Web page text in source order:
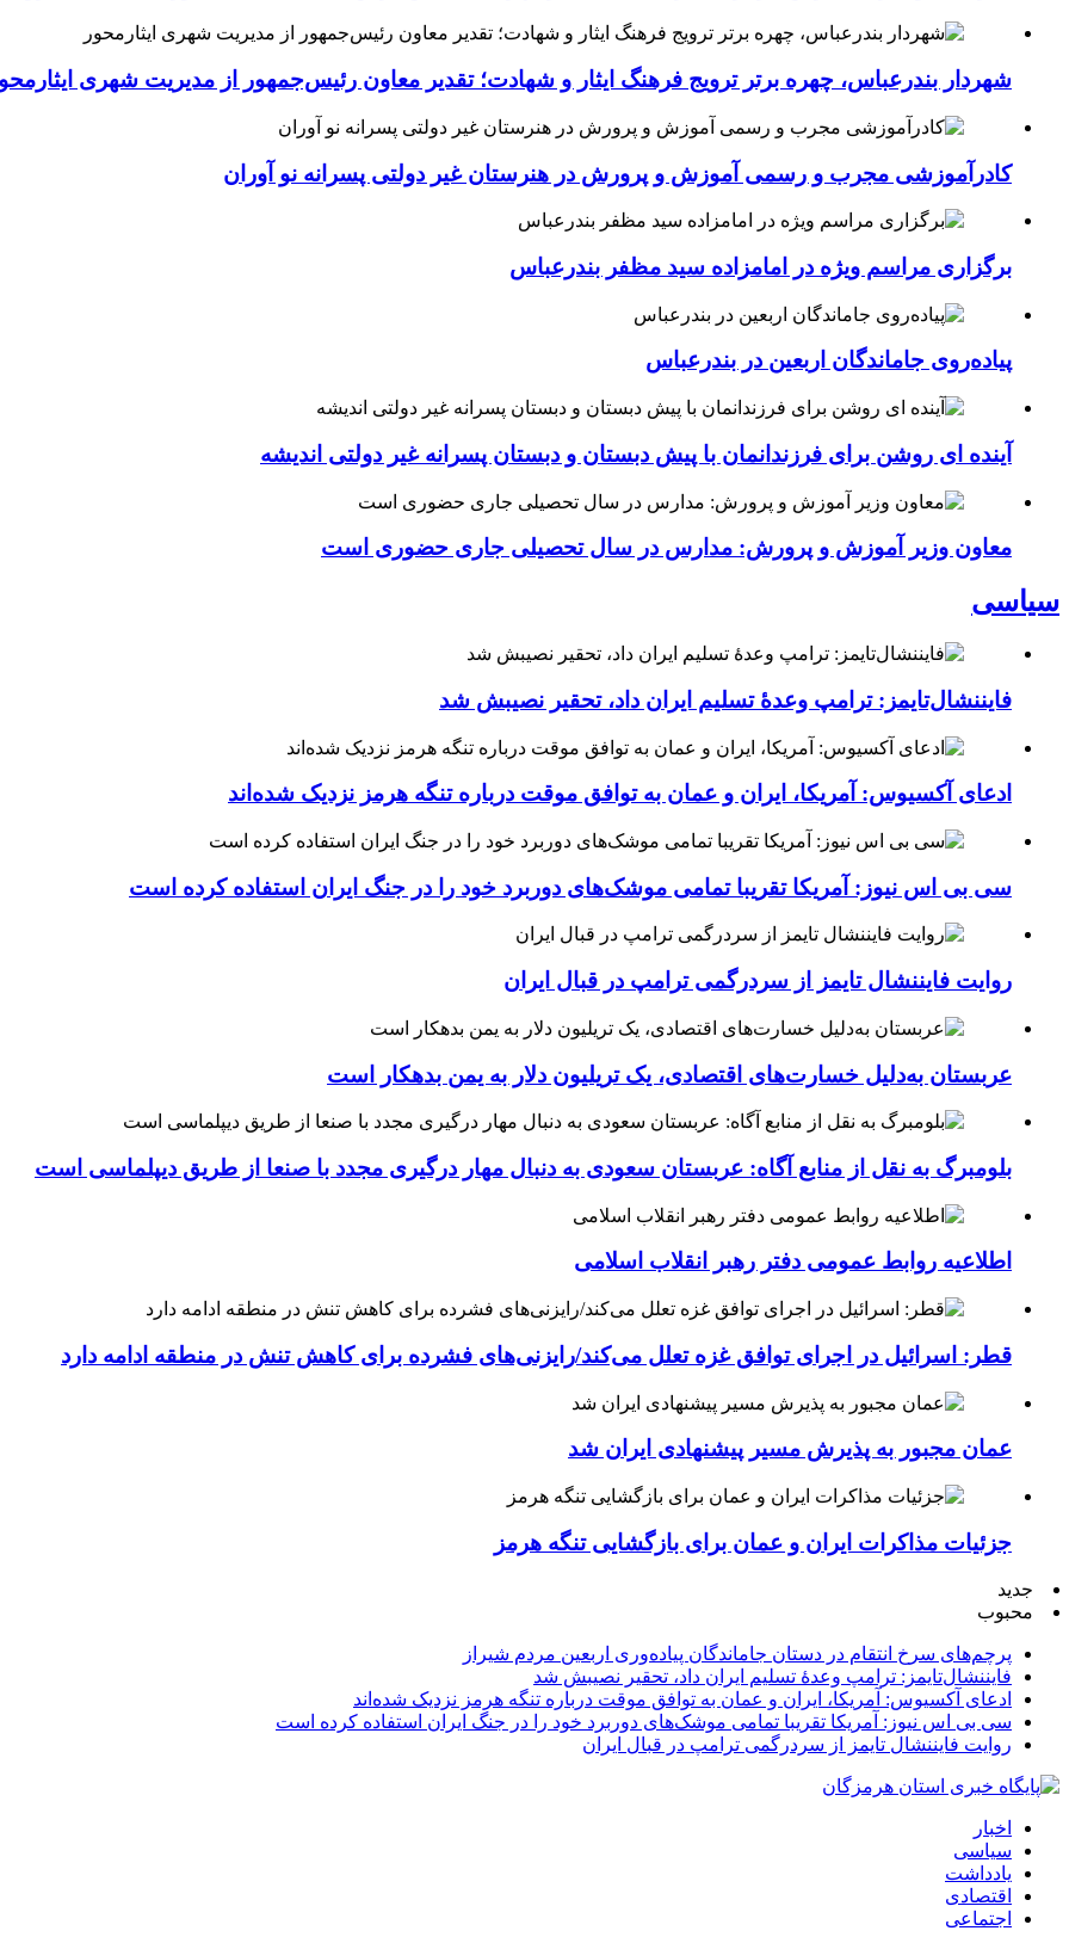
شهردار بندرعباس، چهره برتر ترویج فرهنگ ایثار و شهادت؛ تقدیر معاون رئیس‌جمهور از مدیریت شهری
کادرآموزشی مجرب و رسمی آموزش و پرورش در هنرستان غیر دولتی پسرانه نو آوران
برگزاری مراسم ویژه در امامزاده سید مظفر بندرعباس
پیاده‌روی جاماندگان اربعین در بندرعباس
آینده ای روشن برای فرزندانمان با پیش دبستان و دبستان پسرانه غیر دولتی اندیشه
معاون وزیر آموزش و پرورش: مدارس در سال تحصیلی جاری حضوری است
سیاسی
فایننشال‌تایمز: ترامپ وعدۀ تسلیم ایران داد، تحقیر نصیبش شد
ادعای آکسیوس: آمریکا، ایران و عمان به توافق موقت درباره تنگه هرمز نزدیک شده‌اند
سی بی اس نیوز: آمریکا تقریبا تمامی موشک‌های دوربرد خود را در جنگ ایران استفاده کرده است
روایت فایننشال تایمز از سردرگمی ترامپ در قبال ایران
عربستان به‌دلیل خسارت‌های اقتصادی، یک تریلیون دلار به یمن بدهکار است
بلومبرگ به نقل از منابع آگاه: عربستان سعودی به دنبال مهار درگیری مجدد با صنعا از طریق دیپلماسی است
اطلاعیه روابط عمومی دفتر رهبر انقلاب اسلامی
قطر: اسرائیل در اجرای توافق غزه تعلل می‌کند/رایزنی‌های فشرده برای کاهش تنش در منطقه ادامه دارد
عمان مجبور به پذیرش مسیر پیشنهادی ایران شد
جزئیات مذاکرات ایران و عمان برای بازگشایی تنگه هرمز
جدید
محبوب
پرچم‌های سرخ انتقام در دستان جاماندگان پیاده‌وری اربعین مردم شیراز
فایننشال‌تایمز: ترامپ وعدۀ تسلیم ایران داد، تحقیر نصیبش شد
ادعای آکسیوس: آمریکا، ایران و عمان به توافق موقت درباره تنگه هرمز نزدیک شده‌اند
سی بی اس نیوز: آمریکا تقریبا تمامی موشک‌های دوربرد خود را در جنگ ایران استفاده کرده است
روایت فایننشال تایمز از سردرگمی ترامپ در قبال ایران
اخبار
سیاسی
یادداشت
اقتصادی
اجتماعی